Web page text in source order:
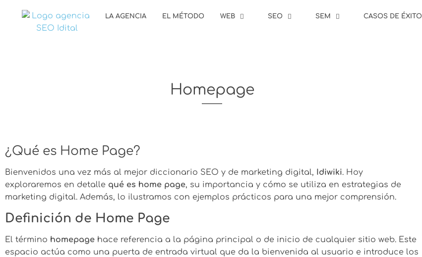
LA AGENCIA EL MÉTODO WEB SEO SEM CASOS DE ÉXITO
Homepage
¿Qué es Home Page?
Bienvenidos una vez más al mejor diccionario SEO y de marketing digital, Idiwiki. Hoy
exploraremos en detalle qué es home page, su importancia y cómo se utiliza en estrategias de
marketing digital. Además, lo ilustramos con ejemplos prácticos para una mejor comprensión.
Definición de Home Page
El término homepage hace referencia a la página principal o de inicio de cualquier sitio web. Este
espacio actúa como una puerta de entrada virtual que da la bienvenida al usuario e introduce los